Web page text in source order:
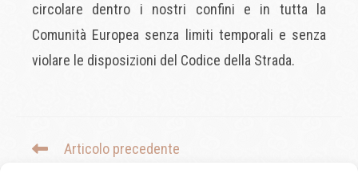
circolare dentro i nostri confini e in tutta la
Comunità Europea senza limiti temporali e senza
violare le disposizioni del Codice della Strada.
Articolo precedente